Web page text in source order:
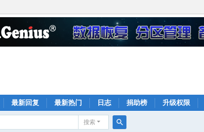
最新回复 最新热门 日志 捐助榜 升级权限
搜索